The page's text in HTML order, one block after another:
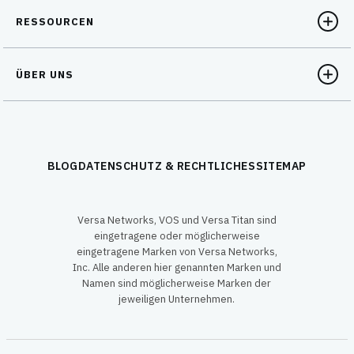
RESSOURCEN
ÜBER UNS
BLOGDATENSCHUTZ & RECHTLICHESSITEMAP
Versa Networks, VOS und Versa Titan sind
eingetragene oder möglicherweise
eingetragene Marken von Versa Networks,
Inc. Alle anderen hier genannten Marken und
Namen sind möglicherweise Marken der
jeweiligen Unternehmen.